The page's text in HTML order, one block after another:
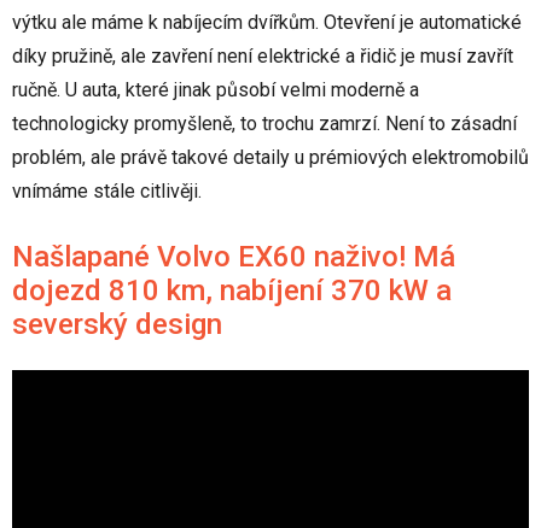
výtku ale máme k nabíjecím dvířkům. Otevření je automatické
díky pružině, ale zavření není elektrické a řidič je musí zavřít
ručně. U auta, které jinak působí velmi moderně a
technologicky promyšleně, to trochu zamrzí. Není to zásadní
problém, ale právě takové detaily u prémiových elektromobilů
vnímáme stále citlivěji.
Našlapané Volvo EX60 naživo! Má
dojezd 810 km, nabíjení 370 kW a
severský design